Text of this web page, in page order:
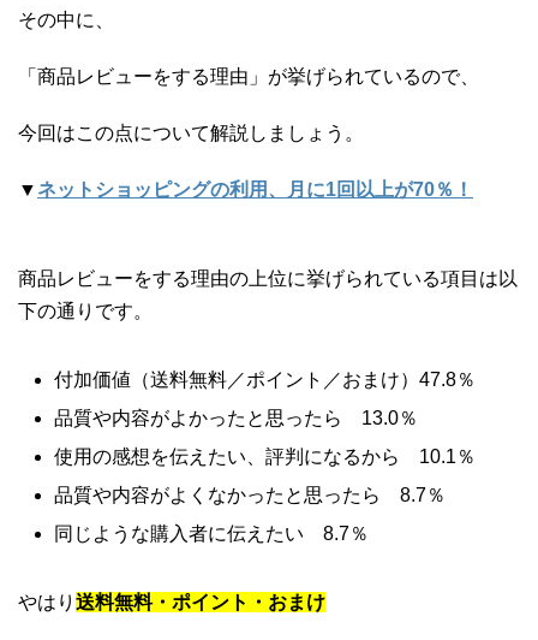
その中に、
「商品レビューをする理由」が挙げられているので、
今回はこの点について解説しましょう。
▼ネットショッピングの利用、月に1回以上が70％！
商品レビューをする理由の上位に挙げられている項目は以
下の通りです。
付加価値（送料無料／ポイント／おまけ）47.8％
品質や内容がよかったと思ったら 13.0％
使用の感想を伝えたい、評判になるから 10.1％
品質や内容がよくなかったと思ったら 8.7％
同じような購入者に伝えたい 8.7％
やはり 送料無料・ポイント・おまけ